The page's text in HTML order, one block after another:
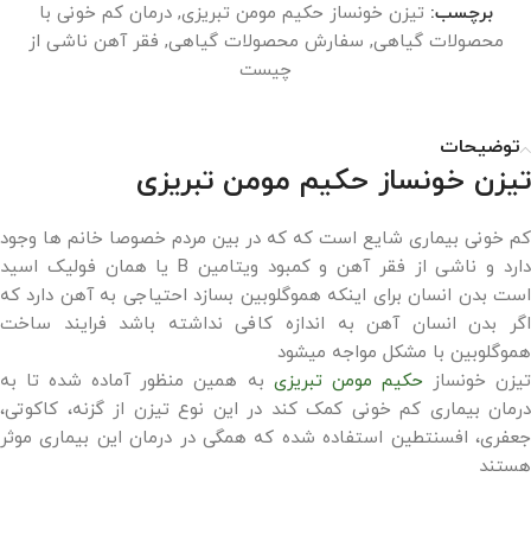
برچسب: تیزن خونساز حکیم مومن تبریزی, درمان کم خونی با
محصولات گیاهی, سفارش محصولات گیاهی, فقر آهن ناشی از
چیست
توضیحات
تیزن خونساز حکیم مومن تبریزی
کم خونی بیماری شایع است که که در بین مردم خصوصا خانم ها وجود
دارد و ناشی از فقر آهن و کمبود ویتامین B یا همان فولیک اسید
است بدن انسان برای اینکه هموگلوبین بسازد احتیاجی به آهن دارد که
اگر بدن انسان آهن به اندازه کافی نداشته باشد فرایند ساخت
هموگلوبین با مشکل مواجه میشود
تیزن خونساز حکیم مومن تبریزی به همین منظور آماده شده تا به
درمان بیماری کم خونی کمک کند در این نوع تیزن از گزنه، کاکوتی،
جعفری، افسنتطین استفاده شده که همگی در درمان این بیماری موثر
هستند